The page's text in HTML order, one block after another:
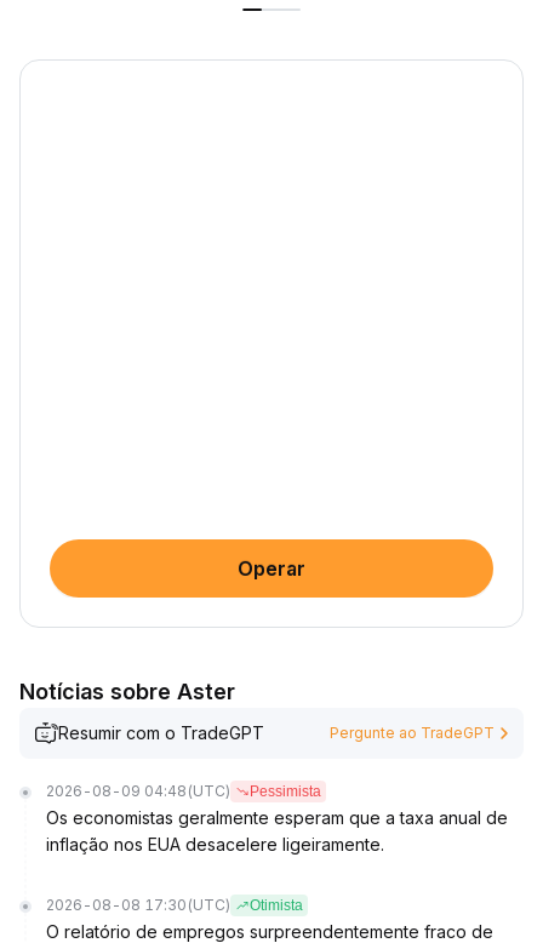
Operar
Notícias sobre Aster
Resumir com o TradeGPT Pergunte ao TradeGPT
2026-08-09 04:48 (UTC) Pessimista
Os economistas geralmente esperam que a taxa anual de
inflação nos EUA desacelere ligeiramente.
2026-08-08 17:30 (UTC) Otimista
O relatório de empregos surpreendentemente fraco de